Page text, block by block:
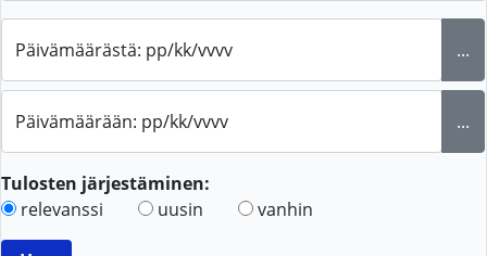
Päivämäärästä: pp/kk/vvvv ...
Päivämäärään: pp/kk/vvvv ...
Tulosten järjestäminen:
relevanssi
uusin vanhin